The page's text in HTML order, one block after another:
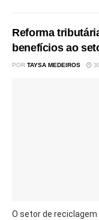
Reforma
benefícios ao
POR TAYSA MEDEIROS
O setor de